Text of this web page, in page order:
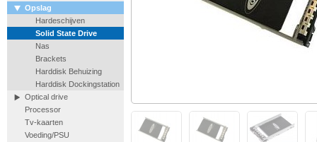
Opslag
Hardeschijven
Solid State Drive
Nas
Brackets
Harddisk Behuizing
Harddisk Dockingstation
Optical drive
Processor
Tv-kaarten
Voeding/PSU